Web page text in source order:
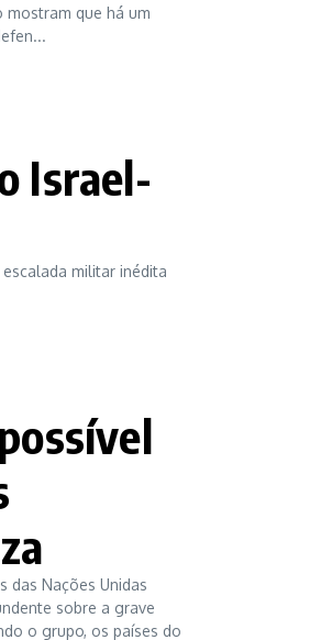
mostram que há um
Israel-
militar inédita
das Nações Unidas
sobre a grave
o grupo, os países do